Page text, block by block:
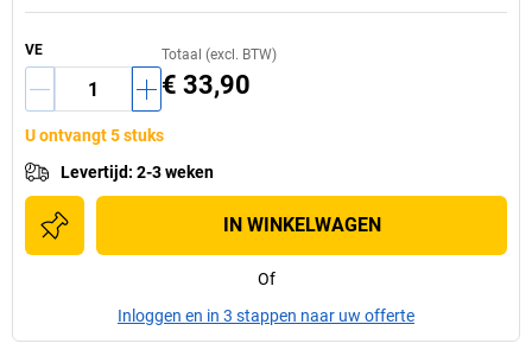
VE Totaal (excl. BTW)
€ 33,90
U ontvangt 5 stuks
Levertijd: 2-3 weken
IN WINKELWAGEN
Of
Inloggen en in 3 stappen naar uw offerte